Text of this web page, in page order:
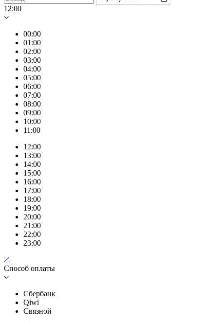
12:00
00:00
01:00
02:00
03:00
04:00
05:00
06:00
07:00
08:00
09:00
10:00
11:00
12:00
13:00
14:00
15:00
16:00
17:00
18:00
19:00
20:00
21:00
22:00
23:00
Способ оплаты
Сбербанк
Qiwi
Связной